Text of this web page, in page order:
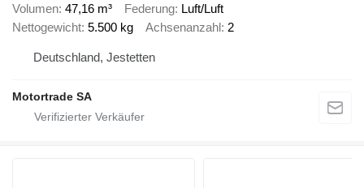
Volumen 47,16 m³ Federung Luft/Luft
Nettogewicht 5.500 kg Achsenanzahl 2
Deutschland, Jestetten
Motortrade SA